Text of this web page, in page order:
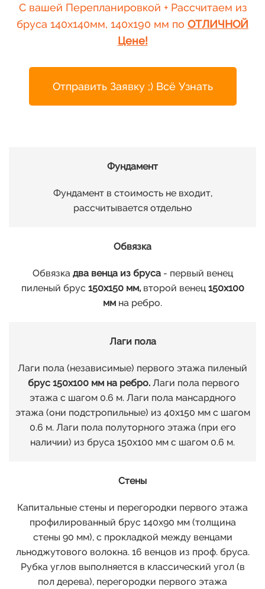
С вашей Перепланировкой + Рассчитаем из
бруса 140х140мм, 140х190 мм по ОТЛИЧНОЙ
Цене!
Отправить Заявку ;) Всё Узнать
Фундамент
Фундамент в стоимость не входит,
рассчитывается отдельно
Обвязка
Обвязка два венца из бруса - первый венец
пиленый брус 150х150 мм, второй венец 150х100
мм на ребро.
Лаги пола
Лаги пола (независимые) первого этажа пиленый
брус 150х100 мм на ребро. Лаги пола первого
этажа с шагом 0.6 м. Лаги пола мансардного
этажа (они подстропильные) из 40х150 мм с шагом
0.6 м. Лаги пола полуторного этажа (при его
наличии) из бруса 150х100 мм с шагом 0.6 м.
Стены
Капитальные стены и перегородки первого этажа
профилированный брус 140х90 мм (толщина
стены 90 мм), с прокладкой между венцами
льноджутового волокна. 16 венцов из проф. бруса.
Рубка углов выполняется в классический угол (в
пол дерева), перегородки первого этажа